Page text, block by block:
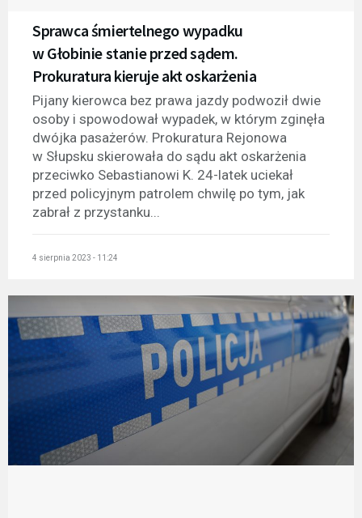
Sprawca śmiertelnego wypadku
w Głobinie stanie przed sądem.
Prokuratura kieruje akt oskarżenia
Pijany kierowca bez prawa jazdy podwoził dwie
osoby i spowodował wypadek, w którym zginęła
dwójka pasażerów. Prokuratura Rejonowa
w Słupsku skierowała do sądu akt oskarżenia
przeciwko Sebastianowi K. 24-latek uciekał
przed policyjnym patrolem chwilę po tym, jak
zabrał z przystanku...
4 sierpnia 2023 - 11:24